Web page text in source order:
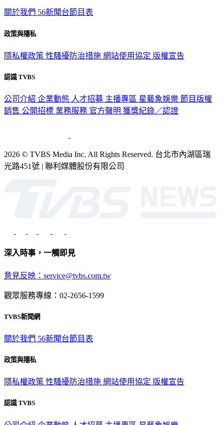
關於我們 56新聞台節目表
政策與隱私
隱私權政策 性騷擾防治措施 網站使用協定 版權宣告
認識 TVBS
公司介紹 企業動態 人才招募 主播專區 星藝象娛樂 節目版權
銷售 公開招標 業務服務 官方聲明 獲獎紀錄／認證
2026 © TVBS Media Inc. All Rights Reserved. 台北市內湖區瑞
光路451號 | 聯利媒體股份有限公司
深入時事，一觸即見
意見反映：service@tvbs.com.tw
觀眾服務專線：02-2656-1599
TVBS新聞網
關於我們 56新聞台節目表
政策與隱私
隱私權政策 性騷擾防治措施 網站使用協定 版權宣告
認識 TVBS